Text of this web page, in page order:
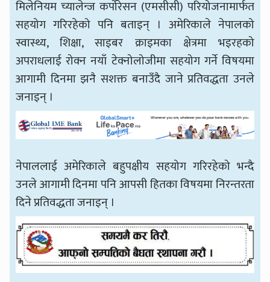
मिलेनियम च्यालेन्ज कर्पोरेसन (एमसीसी) परियोजनामार्फत
सहयोग गरिरहेको पनि बताइन् । अमेरिकाले नेपालको
स्वास्थ्य, शिक्षा, साइबर क्राइमका क्षेत्रमा भइरहको
अपराधलाई रोक्न नयाँ टेक्नोलोजीमा सहयोग गर्ने विषयमा
आगामी दिनमा झनै सशक्त बनाउँदै जाने प्रतिवद्धता उनले
जनाइन् ।
नेपाललाई अमेरिकाले बहुपक्षीय सहयोग गरिरहेको भन्दै
उनले आगामी दिनमा पनि आपसी हितका विषयमा निरन्तरता
दिने प्रतिवद्धता जनाइन् ।